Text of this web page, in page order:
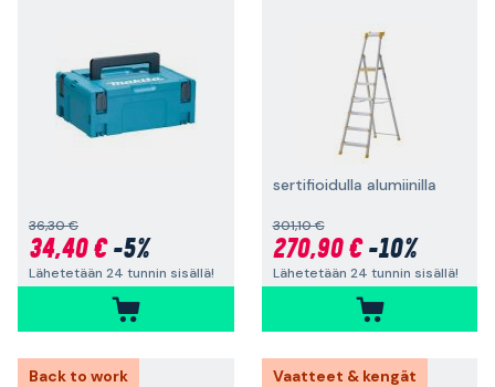
36,30 €
34,40 €-5%
Lähetetään 24 tunnin sisällä!
sertifioidulla alumiinilla
301,10 €
270,90 €-10%
Lähetetään 24 tunnin sisällä!
Back to work
Vaatteet & kengät